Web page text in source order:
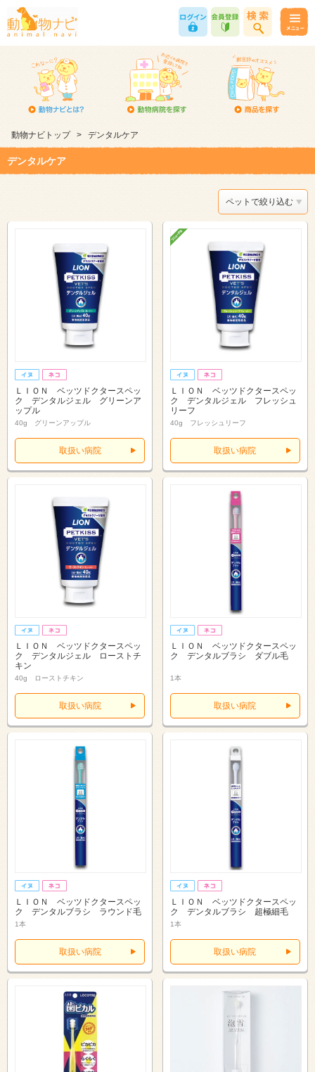
動物ナビトップ > デンタルケア
デンタルケア
ペットで絞り込む
ＬＩＯＮ ベッツドクタースペッ
ク デンタルジェル グリーンア
ップル
40g グリーンアップル
取扱い病院
ＬＩＯＮ ベッツドクタースペッ
ク デンタルジェル フレッシュ
リーフ
40g フレッシュリーフ
取扱い病院
ＬＩＯＮ ベッツドクタースペッ
ク デンタルジェル ローストチ
キン
40g ローストチキン
取扱い病院
ＬＩＯＮ ベッツドクタースペッ
ク デンタルブラシ ダブル毛
1本
取扱い病院
ＬＩＯＮ ベッツドクタースペッ
ク デンタルブラシ ラウンド毛
1本
取扱い病院
ＬＩＯＮ ベッツドクタースペッ
ク デンタルブラシ 超極細毛
1本
取扱い病院